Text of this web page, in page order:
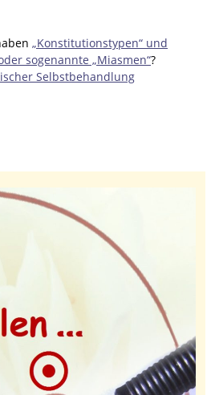
„Konstitutionstypen“ und
sogenannte „Miasmen“?
Selbstbehandlung